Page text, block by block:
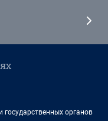
органов